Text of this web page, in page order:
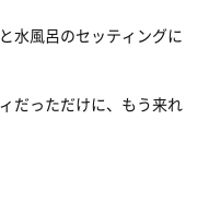
水風呂のセッティングに
だっただけに、もう来れ